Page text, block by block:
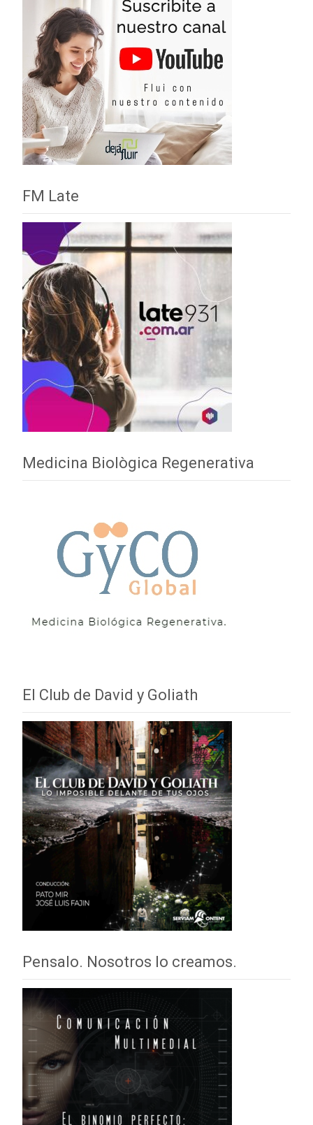
FM Late
Medicina Biològica Regenerativa
El Club de David y Goliath
Pensalo. Nosotros lo creamos.